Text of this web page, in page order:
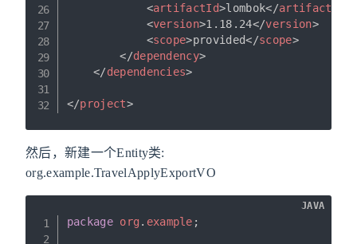
<artifactId>lombok</artifactId
<version>1.18.24</version>
<scope>provided</scope>
</dependency>
</dependencies>
</project>
然后，新建一个Entity类:
org.example.TravelApplyExportVO
package org . example ;
JAVA